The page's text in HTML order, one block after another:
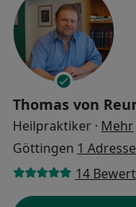
Thomas von
Heilpraktiker · Mehr
Göttingen 1 Adresse
14